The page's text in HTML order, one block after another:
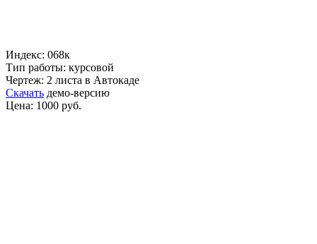
Индекс: 068к
Тип работы: курсовой
Чертеж: 2 листа в Автокаде
Скачать демо-версию
Цена: 1000 руб.